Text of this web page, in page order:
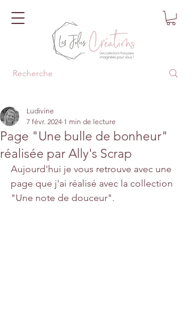
Page "Une bulle de bonheur"
réalisée par Ally's Scrap
Ludivine
7 févr. 2024 1 min de lecture
Aujourd'hui je vous retrouve avec une
page que j'ai réalisé avec la collection
"Une note de douceur".